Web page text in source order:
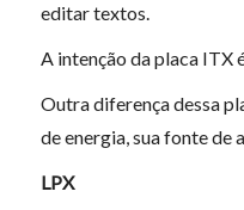
editar textos.
A intenção da placa ITX
Outra diferença dessa
de energia, sua fonte
LPX